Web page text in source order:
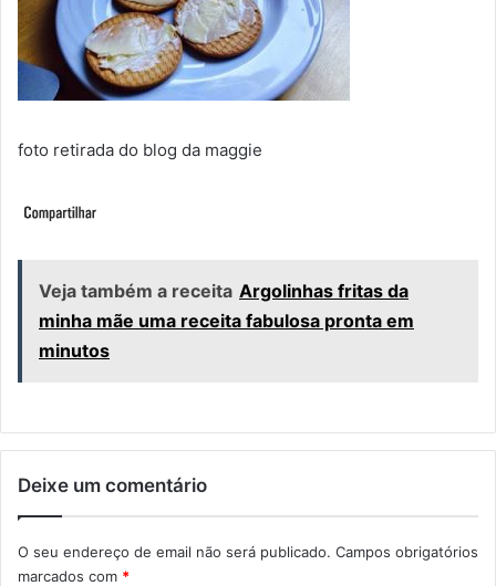
foto retirada do blog da maggie
Veja também a receita Argolinhas fritas da
minha mãe uma receita fabulosa pronta em
minutos
Deixe um comentário
O seu endereço de email não será publicado. Campos obrigatórios
marcados com *